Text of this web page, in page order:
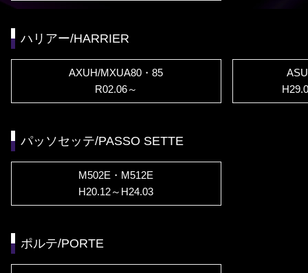
ハリアー/HARRIER
AXUH/MXUA80・85
R02.06～
パッソセッテ/PASSO SETTE
M502E・M512E
H20.12～H24.03
ポルテ/PORTE